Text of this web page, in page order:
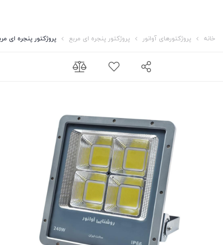
خانه پروژکتورهای آوانور پروژکتور پنجره ای مربع پروژکتور پنجره ای مربع